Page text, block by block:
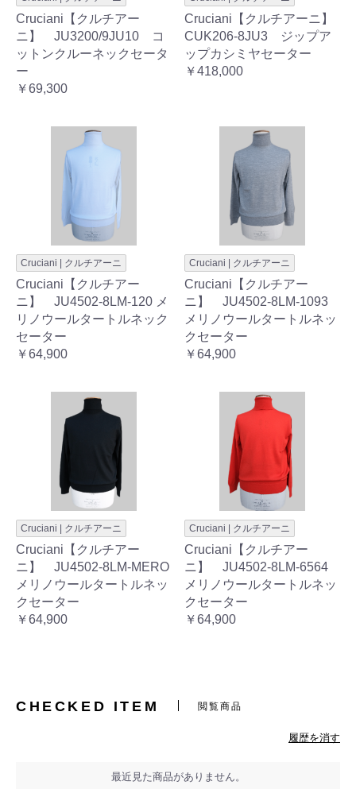
Cruciani【クルチアー
ニ】 JU3200/9JU10 コ
ットンクルーネックセータ
ー
￥69,300
Cruciani【クルチアーニ】
CUK206-8JU3 ジップア
ップカシミヤセーター
￥418,000
Cruciani | クルチアーニ
Cruciani【クルチアー
ニ】 JU4502-8LM-120 メ
リノウールタートルネック
セーター
￥64,900
Cruciani | クルチアーニ
Cruciani【クルチアー
ニ】 JU4502-8LM-1093
メリノウールタートルネッ
クセーター
￥64,900
Cruciani | クルチアーニ
Cruciani【クルチアー
ニ】 JU4502-8LM-MERO
メリノウールタートルネッ
クセーター
￥64,900
Cruciani | クルチアーニ
Cruciani【クルチアー
ニ】 JU4502-8LM-6564
メリノウールタートルネッ
クセーター
￥64,900
CHECKED ITEM 閲覧商品
履歴を消す
最近見た商品がありません。